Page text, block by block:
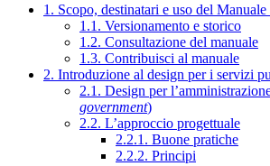
1. Scopo, destinatari e uso del
1.1. Versionamento e storico
1.2. Consultazione del manuale
1.3. Contribuisci al manuale
2. Introduzione al design per i servizi
2.1. Design per
government)
2.2. L’approccio progettuale
2.2.1. Buone pratiche
2.2.2. Principi